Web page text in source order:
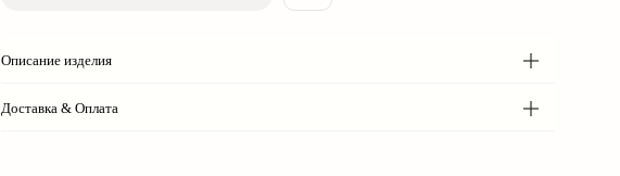
Описание изделия
Доставка & Оплата